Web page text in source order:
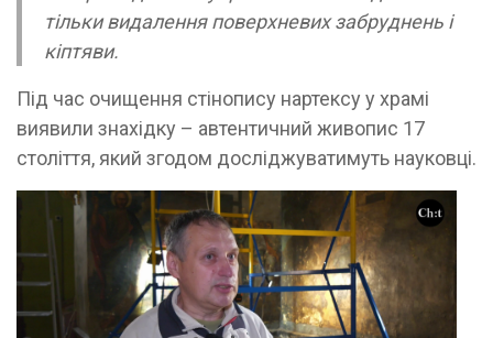
тільки видалення поверхневих забруднень і
кіптяви.
Під час очищення стінопису нартексу у храмі
виявили знахідку – автентичний живопис 17
століття, який згодом досліджуватимуть науковці.